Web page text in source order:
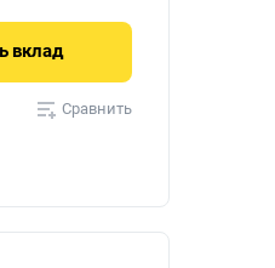
вклад
Сравнить